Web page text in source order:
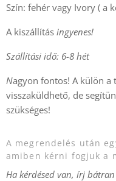
Szín: fehér vagy Ivory ( a
A kiszállítás ingyenes!
Szállítási idő: 6-8 hét
Nagyon fontos! A külön a
visszaküldhető, de
szükséges!
A megrendelés után
amiben kérni fogjuk a
Ha kérdésed van, írj